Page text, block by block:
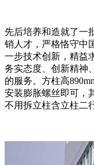
先后培养和造就了一
销人才，严格恪守中
一步技术创新，精益
务实态度、创新精神
的服务。方柱高
安装膨胀螺丝即可，
不用拆立柱含立柱二